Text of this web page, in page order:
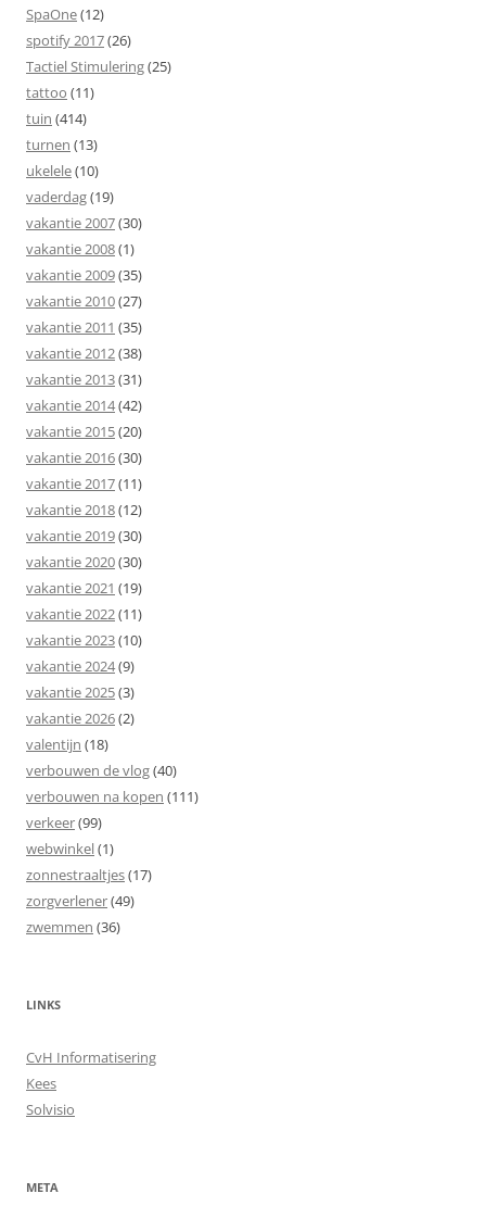
SpaOne(12)
spotify 2017(26)
Tactiel Stimulering(25)
tattoo (11)
tuin (414)
turnen (13)
ukelele(10)
vaderdag(19)
vakantie 2007(30)
vakantie 2008(1)
vakantie 2009(35)
vakantie 2010(27)
vakantie 2011 (35)
vakantie 2012(38)
vakantie 2013(31)
vakantie 2014(42)
vakantie 2015(20)
vakantie 2016(30)
vakantie 2017(11)
vakantie 2018(12)
vakantie 2019(30)
vakantie 2020(30)
vakantie 2021 (19)
vakantie 2022(11)
vakantie 2023(10)
vakantie 2024(9)
vakantie 2025(3)
vakantie 2026(2)
valentijn (18)
verbouwen de vlog(40)
verbouwen na kopen (111)
verkeer(99)
webwinkel(1)
zonnestraaltjes(17)
zorgverlener(49)
zwemmen (36)
LINKS
CvH Informatisering
Kees
Solvisio
META